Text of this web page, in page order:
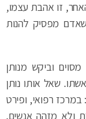
זו אהבת עצמו,
מפסיק להנות
וביקש מנותן
שאל אותו נותן
רפואי, ופירט
ולא מזהה אנשים.